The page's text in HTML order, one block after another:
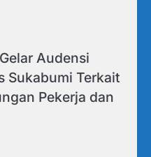
Audensi
Sukabumi Terkait
Pekerja dan